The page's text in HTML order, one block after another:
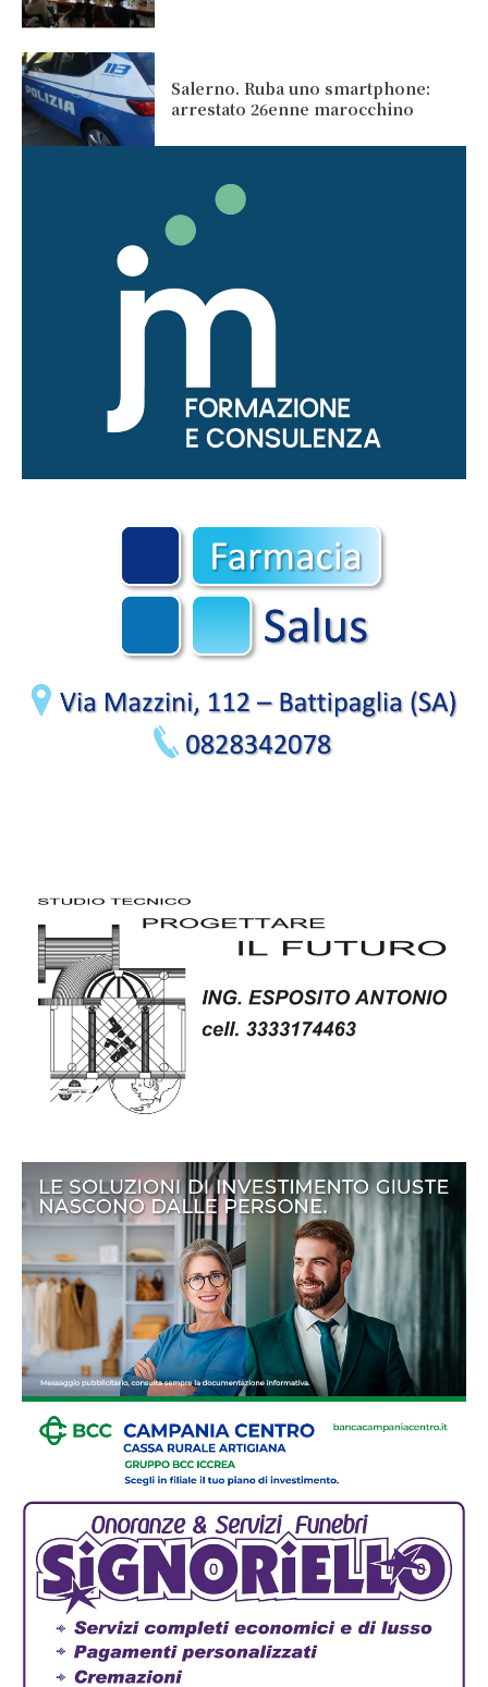
Salerno. Ruba uno smartphone:
arrestato 26enne marocchino